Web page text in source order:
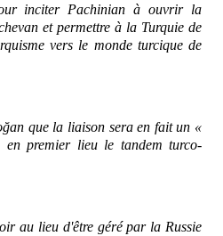
inciter Pachinian à ouvrir la
et permettre à la Turquie de
vers le monde turcique de
que la liaison sera en fait un «
premier lieu le tandem turco-
au lieu d'être géré par la Russie